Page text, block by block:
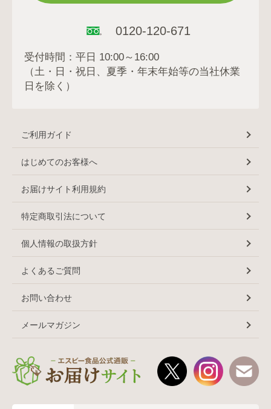
0120-120-671
受付時間：平日 10:00～16:00
（土・日・祝日、夏季・年末年始等の当社休業
日を除く）
ご利用ガイド
はじめてのお客様へ
お届けサイト利用規約
特定商取引法について
個人情報の取扱方針
よくあるご質問
お問い合わせ
メールマガジン